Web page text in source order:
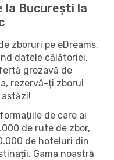
la București la
zboruri pe eDreams.
datele călătoriei,
grozavă de
rezervă-ți zborul
de care ai
de rute de zbor,
de hoteluri din
Gama noastră